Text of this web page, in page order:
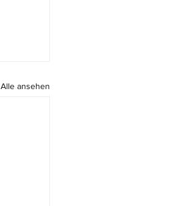
Alle ansehen